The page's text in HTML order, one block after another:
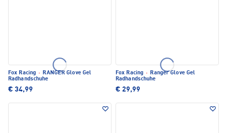
Fox Racing · RANGER Glove Gel
Radhandschuhe
€ 34,99
Fox Racing · Ranger Glove Gel
Radhandschuhe
€ 29,99